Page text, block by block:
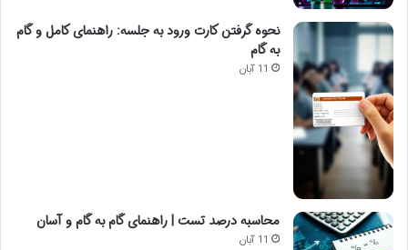
نحوه گرفتن کارت ورود به جلسه: راهنمای کامل و گام
به گام
11 آبان
محاسبه درصد تست | راهنمای گام به گام و آسان
11 آبان